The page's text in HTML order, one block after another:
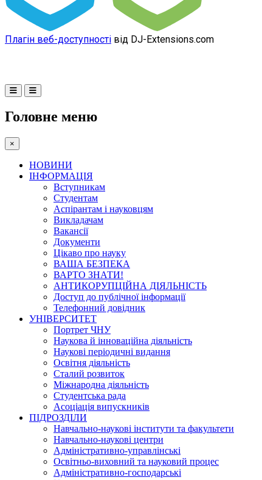
Плагін веб-доступності від DJ-Extensions.com
Головне меню
×
НОВИНИ
ІНФОРМАЦІЯ
Вступникам
Студентам
Аспірантам і науковцям
Викладачам
Вакансії
Документи
Цікаво про науку
ВАША БЕЗПЕКА
ВАРТО ЗНАТИ!
АНТИКОРУПЦІЙНА ДІЯЛЬНІСТЬ
Доступ до публічної інформації
Телефонний довідник
УНІВЕРСИТЕТ
Портрет ЧНУ
Наукова й інноваційна діяльність
Наукові періодичні видання
Освітня діяльність
Сталий розвиток
Міжнародна діяльність
Студентська рада
Асоціація випускників
ПІДРОЗДІЛИ
Навчально-наукові інститути та факультети
Навчально-наукові центри
Адміністративно-управлінські
Освітньо-виховний та науковий процес
Адміністративно-господарські